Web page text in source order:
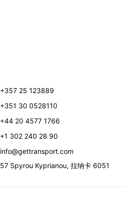
+357 25 123889
+351 30 0528110
+44 20 4577 1766
+1 302 240 28 90
info@gettransport.com
57 Spyrou Kyprianou,拉纳卡 6051